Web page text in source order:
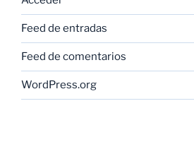
Feed de entradas
Feed de comentarios
WordPress.org